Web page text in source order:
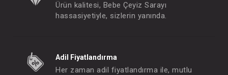
Ürün kalitesi, Bebe Çeyiz Sarayı
hassasiyetiyle, sizlerin yanında.
Adil Fiyatlandırma
Her zaman adil fiyatlandırma ile, mutlu